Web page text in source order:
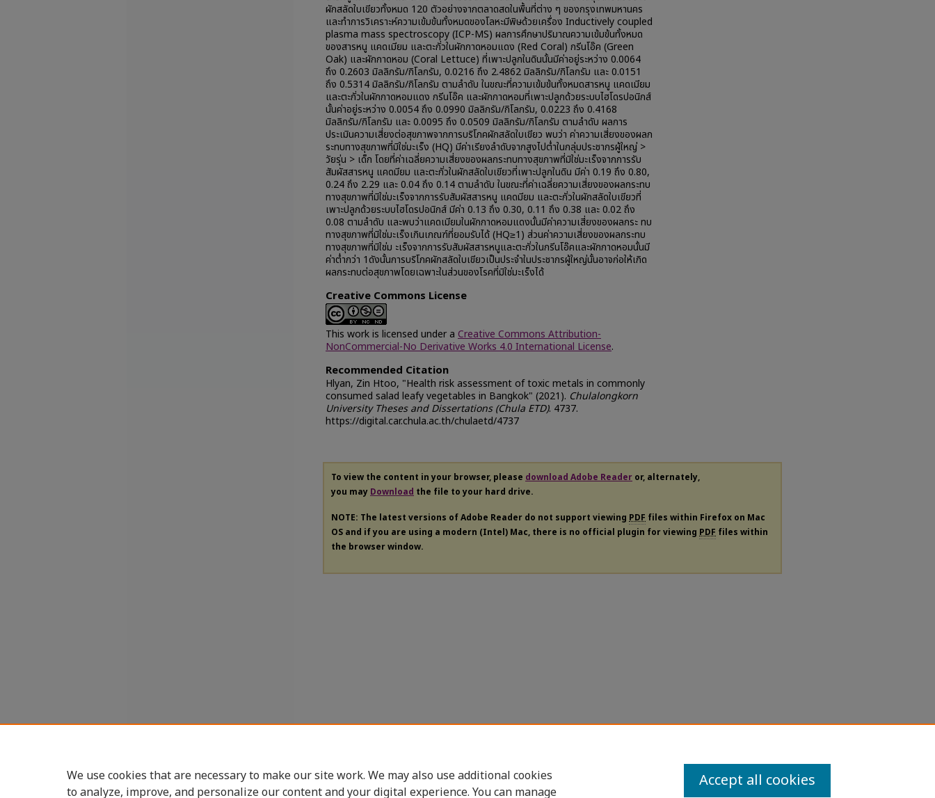
ผักสลัดใบเขียวทั้งหมด 120 ตัวอย่างจากตลาดสดในพื้นที่ต่าง ๆ ของกรุงเทพมหานคร
และทำการวิเคราะห์ความเข้มข้นทั้งหมดของโลหะมีพิษด้วยเครื่อง Inductively coupled
plasma mass spectroscopy (ICP-MS) ผลการศึกษาปริมาณความเข้มข้นทั้งหมด
ของสารหนู แคดเมียม และตะกั่วในผักกาดหอมแดง (Red Coral) กรีนโอ๊ค (Green
Oak) และผักกาดหอม (Coral Lettuce) ที่เพาะปลูกในดินนั้นมีค่าอยู่ระหว่าง 0.0064
ถึง 0.2603 มิลลิกรัม/กิโลกรัม, 0.0216 ถึง 2.4862 มิลลิกรัม/กิโลกรัม และ 0.0151
ถึง 0.5314 มิลลิกรัม/กิโลกรัม ตามลำดับ ในขณะที่ความเข้มข้นทั้งหมดสารหนู แคดเมียม
และตะกั่วในผักกาดหอมแดง กรีนโอ๊ค และผักกาดหอมที่เพาะปลูกด้วยระบบไฮโดรปอนิกส์
นั้นค่าอยู่ระหว่าง 0.0054 ถึง 0.0990 มิลลิกรัม/กิโลกรัม, 0.0223 ถึง 0.4168
มิลลิกรัม/กิโลกรัม และ 0.0095 ถึง 0.0509 มิลลิกรัม/กิโลกรัม ตามลำดับ ผลการ
ประเมินความเสี่ยงต่อสุขภาพจากการบริโภคผักสลัดใบเขียว พบว่า ค่าความเสี่ยงของผลก
ระทบทางสุขภาพที่มิใช่มะเร็ง (HQ) มีค่าเรียงลำดับจากสูงไปต่ำในกลุ่มประชากรผู้ใหญ่ >
วัยรุ่น > เด็ก โดยที่ค่าเฉลี่ยความเสี่ยงของผลกระทบทางสุขภาพที่มิใช่มะเร็งจากการรับ
สัมผัสสารหนู แคดมียม และตะกั่วในผักสลัดใบเขียวที่เพาะปลูกในดิน มีค่า 0.19 ถึง 0.80,
0.24 ถึง 2.29 และ 0.04 ถึง 0.14 ตามลำดับ ในขณะที่ค่าเฉลี่ยความเสี่ยงของผลกระทบ
ทางสุขภาพที่มิใช่มะเร็งจากการรับสัมผัสสารหนู แคดมียม และตะกั่วในผักสลัดใบเขียวที่
เพาะปลูกด้วยระบบไฮโดรปอนิกส์ มีค่า 0.13 ถึง 0.30, 0.11 ถึง 0.38 และ 0.02 ถึง
0.08 ตามลำดับ และพบว่าแคดเมียมในผักกาดหอมแดงนั้นมีค่าความเสี่ยงของผลกระ ทบ
ทางสุขภาพที่มิใช่มะเร็งเกินเกณฑ์ที่ยอมรับได้ (HQ≥1) ส่วนค่าความเสี่ยงของผลกระทบ
ทางสุขภาพที่มิใช่ม ะเร็งจากการรับสัมผัสสารหนูและตะกั่วในกรีนโอ๊คและผักกาดหอมนั้นมี
ค่าต่ำกว่า 1ดังนั้นการบริโภคผักสลัดใบเขียวเป็นประจำในประชากรผู้ใหญ่นั้นอาจก่อให้เกิด
ผลกระทบต่อสุขภาพโดยเฉพาะในส่วนของโรคที่มิใช่มะเร็งได้
Creative Commons License
This work is licensed under a Creative Commons Attribution-
NonCommercial-No Derivative Works 4.0 International License.
Recommended Citation
Hlyan, Zin Htoo, "Health risk assessment of toxic metals in commonly
consumed salad leafy vegetables in Bangkok" (2021). Chulalongkorn
University Theses and Dissertations (Chula ETD). 4737.
https://digital.car.chula.ac.th/chulaetd/4737
To view the content in your browser, please download Adobe Reader or, alternately,
you may Download the file to your hard drive.
NOTE: The latest versions of Adobe Reader do not support viewing PDF files within Firefox on Mac
OS and if you are using a modern (Intel) Mac, there is no official plugin for viewing PDF files within
the browser window.
We use cookies that are necessary to make our site work. We may also use additional cookies
to analyze, improve, and personalize our content and your digital experience. You can manage
Accept all cookies